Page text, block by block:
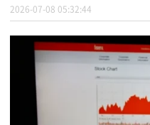
2026-07-08 05:32:44